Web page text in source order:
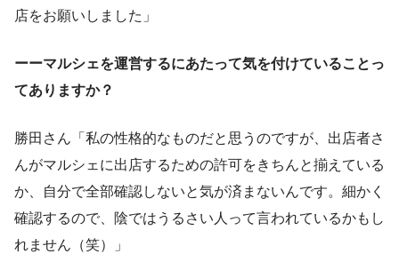
店をお願いしました」
ーーマルシェを運営するにあたって気を付けていることっ
てありますか？
勝田さん「私の性格的なものだと思うのですが、出店者さ
んがマルシェに出店するための許可をきちんと揃えている
か、自分で全部確認しないと気が済まないんです。細かく
確認するので、陰ではうるさい人って言われているかもし
れません（笑）」